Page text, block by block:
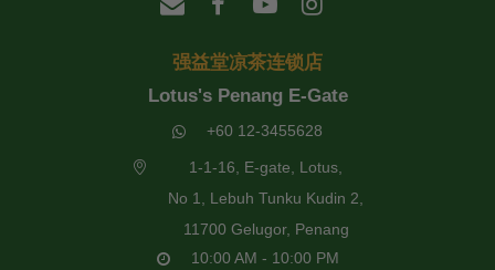
强益堂凉茶连锁店
Lotus's Penang E-Gate
+60 12-3455628
1-1-16, E-gate, Lotus,
No 1, Lebuh Tunku Kudin 2,
11700 Gelugor, Penang
10:00 AM - 10:00 PM